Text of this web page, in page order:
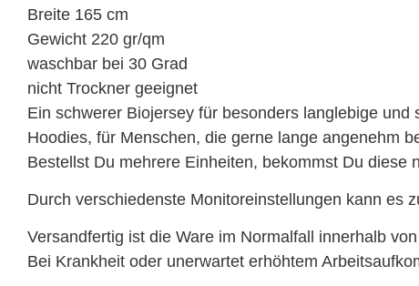
Breite 165 cm
Gewicht 220 gr/qm
waschbar bei 30 Grad
nicht Trockner geeignet
Ein schwerer Biojersey für besonders langlebige
Hoodies, für Menschen, die gerne lange angenehm
Bestellst Du mehrere Einheiten, bekommst Du
Durch verschiedenste Monitoreinstellungen kann es
Versandfertig ist die Ware im Normalfall innerhalb
Bei Krankheit oder unerwartet erhöhtem